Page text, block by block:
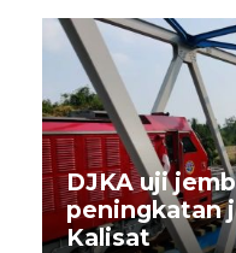
DJKA uji
peningkatan
Kalisat